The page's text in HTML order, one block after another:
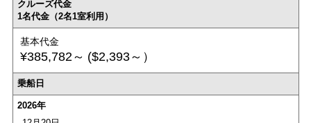
クルーズ代金
1名代金（2名1室利用）
基本代金
¥385,782～ ($2,393～）
乗船日
2026年